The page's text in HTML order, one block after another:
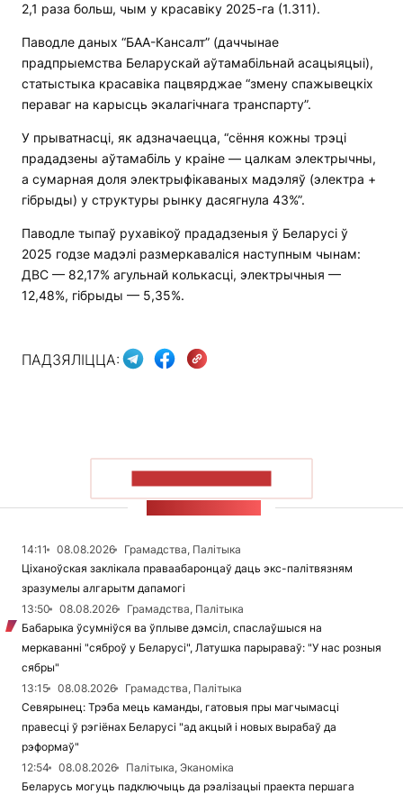
2,1 раза больш, чым у красавіку 2025-га (1.311).
Паводле даных “БАА-Кансалт” (даччынае
прадпрыемства Беларускай аўтамабільнай асацыяцыі),
статыстыка красавіка пацвярджае “змену спажывецкіх
пераваг на карысць экалагічнага транспарту”.
У прыватнасці, як адзначаецца, “сёння кожны трэці
прададзены аўтамабіль у краіне — цалкам электрычны,
а сумарная доля электрыфікаваных мадэляў (электра +
гібрыды) у структуры рынку дасягнула 43%”.
Паводле тыпаў рухавікоў прададзеныя ў Беларусі ў
2025 годзе мадэлі размеркаваліся наступным чынам:
ДВС — 82,17% агульнай колькасці, электрычныя —
12,48%, гібрыды — 5,35%.
ПАДЗЯЛІЦЦА:
14:11 08.08.2026
Грамадства, Палітыка
Ціханоўская заклікала праваабаронцаў даць экс-палітвязням
зразумелы алгарытм дапамогі
13:50
08.08.2026
Грамадства, Палітыка
Бабарыка ўсумніўся ва ўплыве дэмсіл, спаслаўшыся на
меркаванні "сяброў у Беларусі", Латушка парыраваў: "У нас розныя
сябры"
13:15
08.08.2026
Грамадства, Палітыка
Севярынец: Трэба мець каманды, гатовыя пры магчымасці
правесці ў рэгіёнах Беларусі "ад акцый і новых вырабаў да
рэформаў"
12:54
08.08.2026
Палітыка, Эканоміка
Беларусь могуць падключыць да рэалізацыі праекта першага